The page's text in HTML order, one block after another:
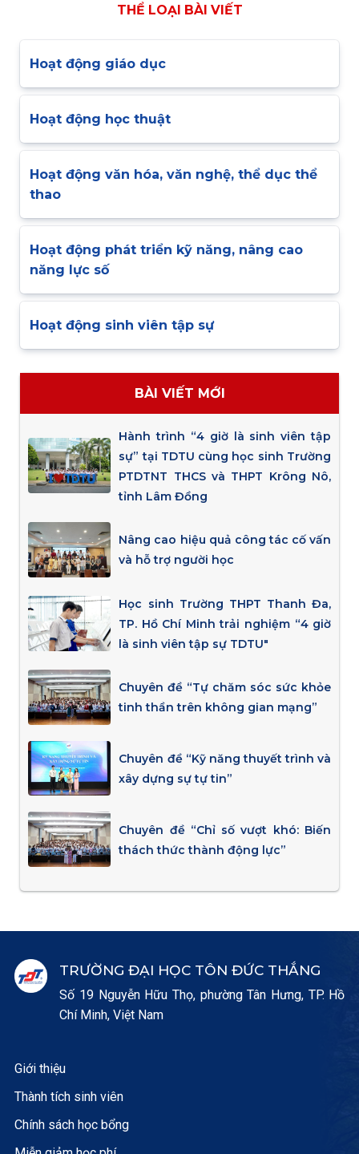
THỂ LOẠI BÀI VIẾT
Hoạt động giáo dục
Hoạt động học thuật
Hoạt động văn hóa, văn nghệ, thể dục thể
thao
Hoạt động phát triển kỹ năng, nâng cao
năng lực số
Hoạt động sinh viên tập sự
BÀI VIẾT MỚI
Hành trình “4 giờ là sinh viên tập
sự” tại TDTU cùng học sinh Trường
PTDTNT THCS và THPT Krông Nô,
tỉnh Lâm Đồng
Nâng cao hiệu quả công tác cố vấn
và hỗ trợ người học
Học sinh Trường THPT Thanh Đa,
TP. Hồ Chí Minh trải nghiệm “4 giờ
là sinh viên tập sự TDTU"
Chuyên đề “Tự chăm sóc sức khỏe
tinh thần trên không gian mạng”
Chuyên đề “Kỹ năng thuyết trình và
xây dựng sự tự tin”
Chuyên đề “Chỉ số vượt khó: Biến
thách thức thành động lực”
TRƯỜNG ĐẠI HỌC TÔN ĐỨC THẮNG
Số 19 Nguyễn Hữu Thọ, phường Tân Hưng, TP. Hồ
Chí Minh, Việt Nam
Giới thiệu
Thành tích sinh viên
Chính sách học bổng